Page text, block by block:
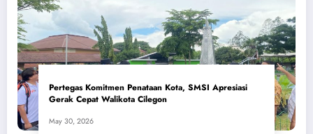
Pertegas Komitmen Penataan Kota, SMSI Apresiasi
Gerak Cepat Walikota Cilegon
May 30, 2026